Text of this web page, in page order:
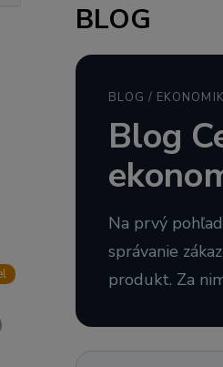
BLOG
BLOG /
Blog
Na prvý
správanie
produkt. Za